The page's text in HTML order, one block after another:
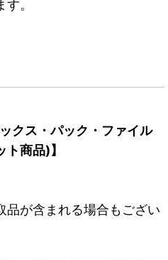
。
クス・パック・ファイル
商品)】
品が含まれる場合もござい